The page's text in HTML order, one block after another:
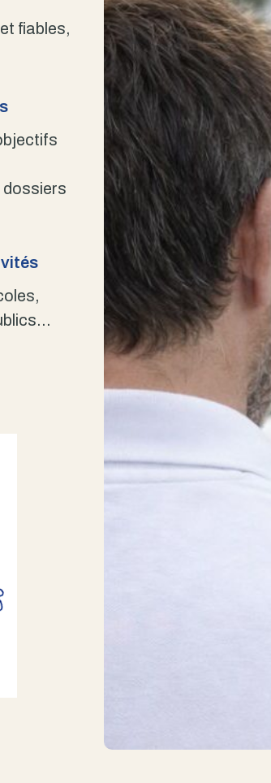
fiables,
dossiers